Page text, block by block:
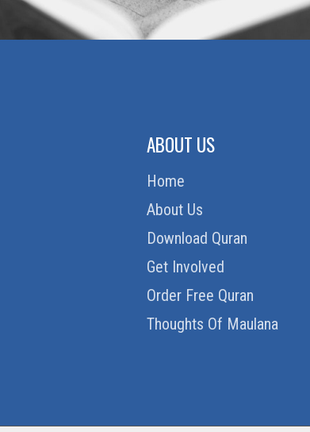
ABOUT US
Home
About Us
Download Quran
Get Involved
Order Free Quran
Thoughts Of Maulana